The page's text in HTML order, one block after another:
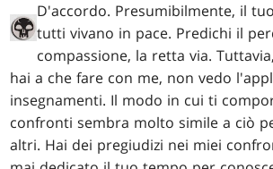
D'accordo. Presumibilmente, il
tutti vivano in pace. Predichi il
compassione, la retta via.
hai a che fare con me, non vedo
insegnamenti. Il modo in cui ti
confronti sembra molto simile a ciò
altri. Hai dei pregiudizi nei miei